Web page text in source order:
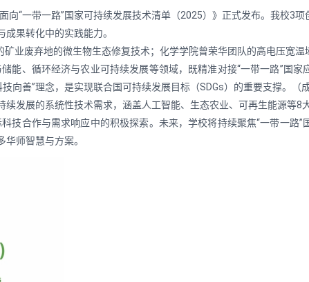
“一带一路”国家可持续发展技术清单（2025）》正式发布。我校3
果转化中的实践能力。
业废弃地的微生物生态修复技术；化学学院曾荣华团队的高电压宽
能、循环经济与农业可持续发展等领域，既精准对接“一带一路”国
向善”理念，是实现联合国可持续发展目标（SDGs）的重要支撑。（
发展的系统性技术需求，涵盖人工智能、生态农业、可再生能源等8
技合作与需求响应中的积极探索。未来，学校将持续聚焦“一带一路
师智慧与方案。